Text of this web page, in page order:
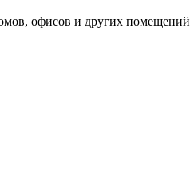
офисов и других помещений